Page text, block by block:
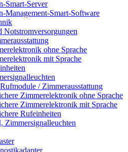
Smart-Server
Management-Smart-Software
Notstromversorgungen
ohne Sprache
mit Sprache
/ Zimmerausstattung
Zimmerelektronik ohne Sprache
Zimmerelektronik mit Sprache
Rufeinheiten
Zimmersignalleuchten